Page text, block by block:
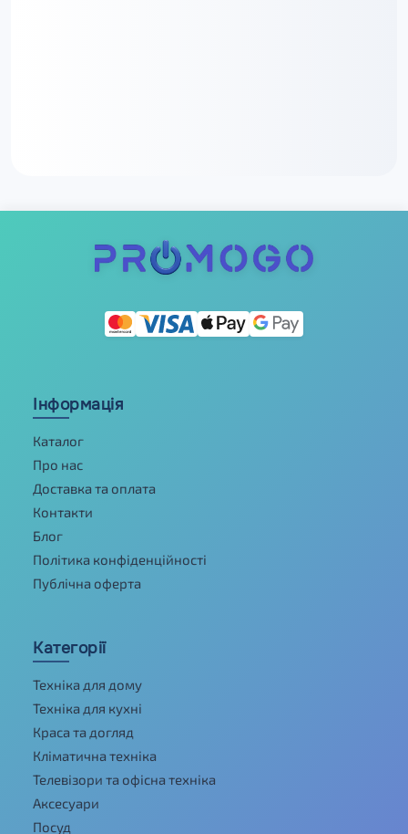
Інформація
Каталог
Про нас
Доставка та оплата
Контакти
Блог
Політика конфіденційності
Публічна оферта
Категорії
Техніка для дому
Техніка для кухні
Краса та догляд
Кліматична техніка
Телевізори та офісна техніка
Аксесуари
Посуд